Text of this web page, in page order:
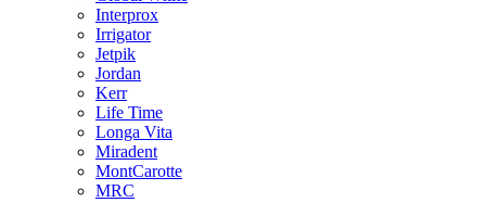
Interprox
Irrigator
Jetpik
Jordan
Kerr
Life Time
Longa Vita
Miradent
MontCarotte
MRC